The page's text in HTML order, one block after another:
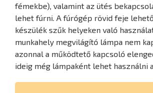
fémekbe), valamint az ütés
lehet fúrni. A fúrógép rövid feje
készülék szűk helyeken való
munkahely megvilágító lámpa nem
azonnal a működtető kapcsoló
ideig még lámpaként lehet használni